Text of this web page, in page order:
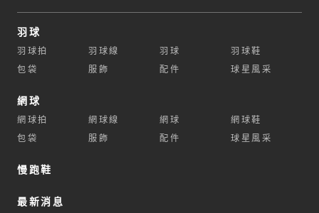
羽球
羽球拍 羽球線 羽球
羽球鞋
包袋
服飾 配件 球星風采
網球
網球拍 網球線 網球
網球鞋
包袋
服飾 配件 球星風采
慢跑鞋
最新消息